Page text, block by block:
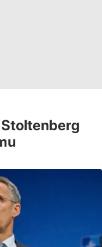
Stoltenberg